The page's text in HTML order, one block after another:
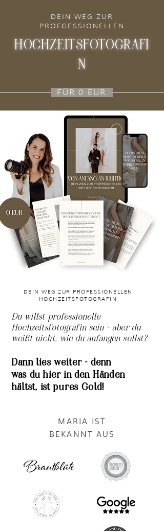
DEIN WEG ZUR
PROFGESSIONELLEN
HOCHZEITSFOTOGRAFI
N
FÜR 0 EUR
DEIN WEG ZUR PROFESSIONELLEN
HOCHZEITSFOTOGRAFIN
Du willst professionelle
Hochzeitsfotografin sein – aber du
weißt nicht, wie du anfangen sollst?
Dann lies weiter – denn
was du hier in den Händen
hältst, ist pures Gold!
MARIA IST
BEKANNT AUS